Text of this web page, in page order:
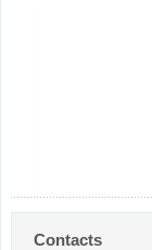
Contacts